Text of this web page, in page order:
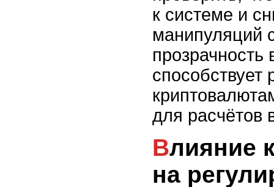
к системе и
манипуляций
прозрачность
способствует
для расчётов
Влияние криптовалют
на